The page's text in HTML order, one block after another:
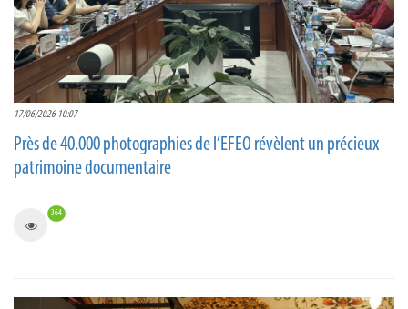
17/06/2026 10:07
Près de 40.000 photographies de l’EFEO révèlent un précieux
patrimoine documentaire
364